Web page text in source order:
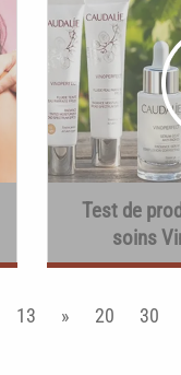
Test de
soins
13 » 20 30